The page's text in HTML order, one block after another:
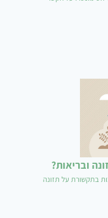
ובריאות?
בתקשורת על תזונה